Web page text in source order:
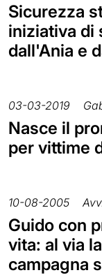
Sicurezza
iniziativa di
dall'Ania e
03-03-2019
Nasce il
per vittime
10-08-2005
Guido con
vita: al via
campagna